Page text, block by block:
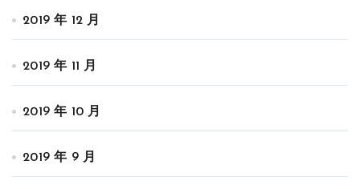
2019 年 12 月
2019 年 11 月
2019 年 10 月
2019 年 9 月